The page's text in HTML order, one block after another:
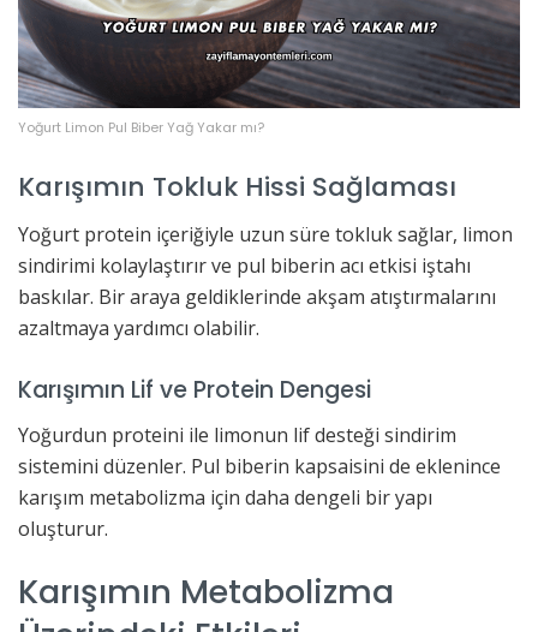
Yoğurt Limon Pul Biber Yağ Yakar mı?
Karışımın Tokluk Hissi Sağlaması
Yoğurt protein içeriğiyle uzun süre tokluk sağlar, limon
sindirimi kolaylaştırır ve pul biberin acı etkisi iştahı
baskılar. Bir araya geldiklerinde akşam atıştırmalarını
azaltmaya yardımcı olabilir.
Karışımın Lif ve Protein Dengesi
Yoğurdun proteini ile limonun lif desteği sindirim
sistemini düzenler. Pul biberin kapsaisini de eklenince
karışım metabolizma için daha dengeli bir yapı
oluşturur.
Karışımın Metabolizma